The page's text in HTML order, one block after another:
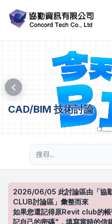
CAD/BIM 技術討論
2026/06/05 此討論區由「協
CLUB討論區」彙整而來
如果您還記得原Revit club的
記自己的密碼"，填寫當時的信